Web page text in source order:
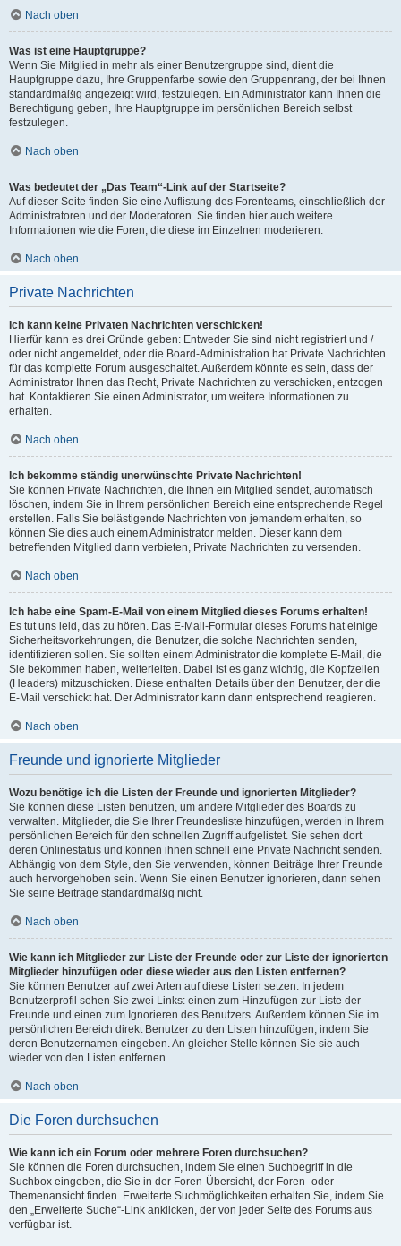
Nach oben
Was ist eine Hauptgruppe?
Wenn Sie Mitglied in mehr als einer Benutzergruppe sind, dient die
Hauptgruppe dazu, Ihre Gruppenfarbe sowie den Gruppenrang, der bei Ihnen
standardmäßig angezeigt wird, festzulegen. Ein Administrator kann Ihnen die
Berechtigung geben, Ihre Hauptgruppe im persönlichen Bereich selbst
festzulegen.
Nach oben
Was bedeutet der „Das Team“-Link auf der Startseite?
Auf dieser Seite finden Sie eine Auflistung des Forenteams, einschließlich der
Administratoren und der Moderatoren. Sie finden hier auch weitere
Informationen wie die Foren, die diese im Einzelnen moderieren.
Nach oben
Private Nachrichten
Ich kann keine Privaten Nachrichten verschicken!
Hierfür kann es drei Gründe geben: Entweder Sie sind nicht registriert und /
oder nicht angemeldet, oder die Board-Administration hat Private Nachrichten
für das komplette Forum ausgeschaltet. Außerdem könnte es sein, dass der
Administrator Ihnen das Recht, Private Nachrichten zu verschicken, entzogen
hat. Kontaktieren Sie einen Administrator, um weitere Informationen zu
erhalten.
Nach oben
Ich bekomme ständig unerwünschte Private Nachrichten!
Sie können Private Nachrichten, die Ihnen ein Mitglied sendet, automatisch
löschen, indem Sie in Ihrem persönlichen Bereich eine entsprechende Regel
erstellen. Falls Sie belästigende Nachrichten von jemandem erhalten, so
können Sie dies auch einem Administrator melden. Dieser kann dem
betreffenden Mitglied dann verbieten, Private Nachrichten zu versenden.
Nach oben
Ich habe eine Spam-E-Mail von einem Mitglied dieses Forums erhalten!
Es tut uns leid, das zu hören. Das E-Mail-Formular dieses Forums hat einige
Sicherheitsvorkehrungen, die Benutzer, die solche Nachrichten senden,
identifizieren sollen. Sie sollten einem Administrator die komplette E-Mail, die
Sie bekommen haben, weiterleiten. Dabei ist es ganz wichtig, die Kopfzeilen
(Headers) mitzuschicken. Diese enthalten Details über den Benutzer, der die
E-Mail verschickt hat. Der Administrator kann dann entsprechend reagieren.
Nach oben
Freunde und ignorierte Mitglieder
Wozu benötige ich die Listen der Freunde und ignorierten Mitglieder?
Sie können diese Listen benutzen, um andere Mitglieder des Boards zu
verwalten. Mitglieder, die Sie Ihrer Freundesliste hinzufügen, werden in Ihrem
persönlichen Bereich für den schnellen Zugriff aufgelistet. Sie sehen dort
deren Onlinestatus und können ihnen schnell eine Private Nachricht senden.
Abhängig von dem Style, den Sie verwenden, können Beiträge Ihrer Freunde
auch hervorgehoben sein. Wenn Sie einen Benutzer ignorieren, dann sehen
Sie seine Beiträge standardmäßig nicht.
Nach oben
Wie kann ich Mitglieder zur Liste der Freunde oder zur Liste der ignorierten
Mitglieder hinzufügen oder diese wieder aus den Listen entfernen?
Sie können Benutzer auf zwei Arten auf diese Listen setzen: In jedem
Benutzerprofil sehen Sie zwei Links: einen zum Hinzufügen zur Liste der
Freunde und einen zum Ignorieren des Benutzers. Außerdem können Sie im
persönlichen Bereich direkt Benutzer zu den Listen hinzufügen, indem Sie
deren Benutzernamen eingeben. An gleicher Stelle können Sie sie auch
wieder von den Listen entfernen.
Nach oben
Die Foren durchsuchen
Wie kann ich ein Forum oder mehrere Foren durchsuchen?
Sie können die Foren durchsuchen, indem Sie einen Suchbegriff in die
Suchbox eingeben, die Sie in der Foren-Übersicht, der Foren- oder
Themenansicht finden. Erweiterte Suchmöglichkeiten erhalten Sie, indem Sie
den „Erweiterte Suche“-Link anklicken, der von jeder Seite des Forums aus
verfügbar ist.